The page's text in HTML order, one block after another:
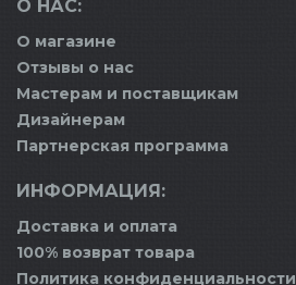
О НАС:
О магазине
Отзывы о нас
Мастерам и поставщикам
Дизайнерам
Партнерская программа
ИНФОРМАЦИЯ:
Доставка и оплата
100% возврат товара
Политика конфиденциальности